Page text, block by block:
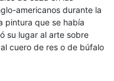
americanos durante la
pintura que se había
su lugar al arte sobre
cuero de res o de búfalo